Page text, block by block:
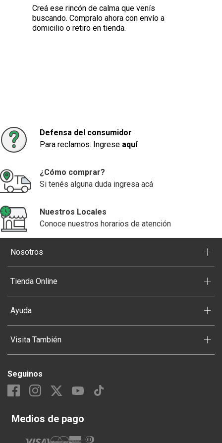
Creá ese rincón de calma que venís
buscando. Compralo ahora con envío a
domicilio o retiro en tienda.
Defensa del consumidor
Para reclamos: Ingrese aquí
¿Cómo comprar?
Si tenés alguna duda ingresa acá
Nuestros Locales
Conoce nuestros horarios de atención
Nosotros +
Tienda Online +
Ayuda +
Visita También +
Seguinos
Medios de pago